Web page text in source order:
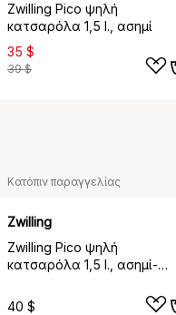
Zwilling Pico ψηλή
κατσαρόλα 1,5 l., ασημί
35 $
39 $
Κατόπιν παραγγελίας
Zwilling
Zwilling Pico ψηλή
κατσαρόλα 1,5 l., ασημί-
40 $